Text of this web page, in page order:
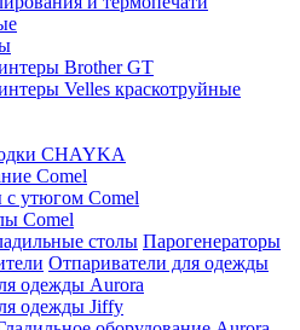
Brother GT
Velles краскотруйные
CHAYKA
Comel
с утюгом Comel
Comel
столы Парогенераторы
Отпариватели для одежды
одежды Aurora
одежды Jiffy